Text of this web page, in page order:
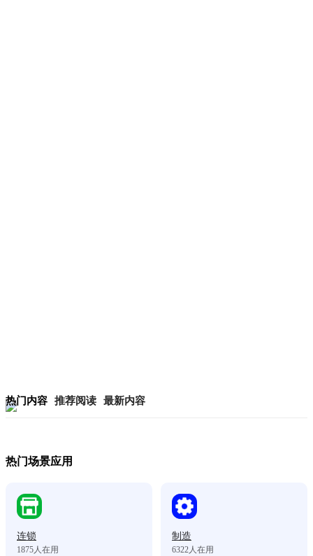
热门内容 推荐阅读 最新内容
热门场景应用
连锁
1875人在用
制造
6322人在用